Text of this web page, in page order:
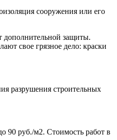
сооружения или его
дополнительной защиты.
свое грязное дело: краски
разрушения строительных
90 руб./м2. Стоимость работ в